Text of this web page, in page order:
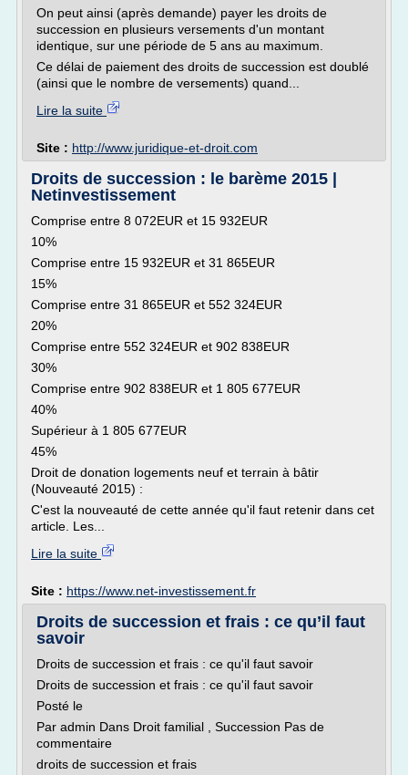
On peut ainsi (après demande) payer les droits de
succession en plusieurs versements d'un montant
identique, sur une période de 5 ans au maximum.
Ce délai de paiement des droits de succession est doublé
(ainsi que le nombre de versements) quand...
Lire la suite
Site : http://www.juridique-et-droit.com
Droits de succession : le barème 2015 |
Netinvestissement
Comprise entre 8 072EUR et 15 932EUR
10%
Comprise entre 15 932EUR et 31 865EUR
15%
Comprise entre 31 865EUR et 552 324EUR
20%
Comprise entre 552 324EUR et 902 838EUR
30%
Comprise entre 902 838EUR et 1 805 677EUR
40%
Supérieur à 1 805 677EUR
45%
Droit de donation logements neuf et terrain à bâtir
(Nouveauté 2015) :
C'est la nouveauté de cette année qu'il faut retenir dans cet
article. Les...
Lire la suite
Site : https://www.net-investissement.fr
Droits de succession et frais : ce qu’il faut
savoir
Droits de succession et frais : ce qu'il faut savoir
Droits de succession et frais : ce qu'il faut savoir
Posté le
Par admin Dans Droit familial , Succession Pas de
commentaire
droits de succession et frais